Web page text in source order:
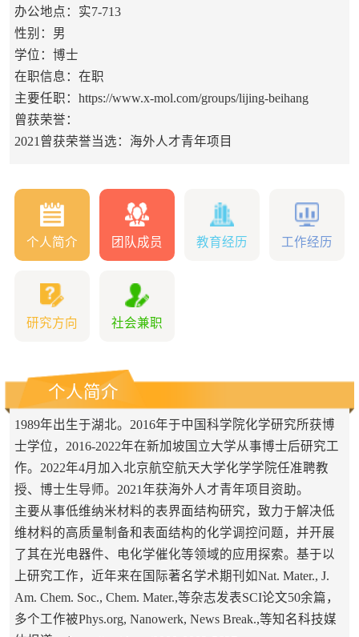
办公地点：实7-713
性别：男
学位：博士
在职信息：在职
主要任职：https://www.x-mol.com/groups/lijing-beihang
曾获荣誉：
2021曾获荣誉当选：海外人才青年项目
个人简介 团队成员 教育经历 工作经历
研究方向 社会兼职
个人简介
1989年出生于湖北。 2016年于中国科学院化学研究所获博
士学位， 2016-2022年在新加坡国立大学从事博士后研究工
作。 2022年4月加入北京航空航天大学化学学院任准聘教
授、博士生导师。 2021年获海外人才青年项目资助。
主要从事低维纳米材料的表界面结构研究，致力于解决低
维材料的高质量制备和表面结构的化学调控问题，并开展
了其在光电器件、电化学催化等领域的应用探索。基于以
上研究工作，近年来在国际著名学术期刊如Nat. Mater., J.
Am. Chem. Soc., Chem. Mater.,等杂志发表SCI论文50余篇，
多个工作被Phys.org, Nanowerk, News Break.,等知名科技媒